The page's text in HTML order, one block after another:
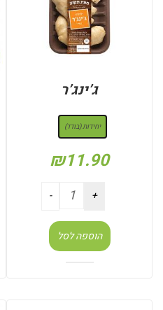
ג’ינג’ר
יחידות (בודד)
₪11.90
הוספה לסל